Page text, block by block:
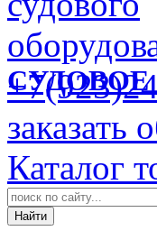
заказать
Каталог